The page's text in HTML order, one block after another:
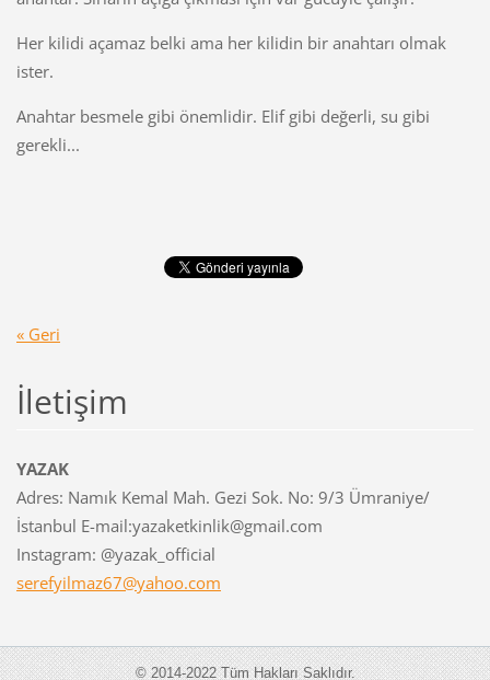
Her kilidi açamaz belki ama her kilidin bir anahtarı olmak
ister.
Anahtar besmele gibi önemlidir. Elif gibi değerli, su gibi
gerekli...
« Geri
İletişim
YAZAK
Adres: Namık Kemal Mah. Gezi Sok. No: 9/3 Ümraniye/
İstanbul E-mail:yazaketkinlik@gmail.com
Instagram: @yazak_official
serefyilmaz67@yahoo.com
© 2014-2022 Tüm Hakları Saklıdır.